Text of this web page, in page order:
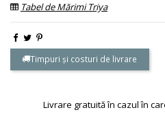
Tabel de Mărimi Triya
Timpuri și costuri de livrare
Livrare gratuită în cazul în